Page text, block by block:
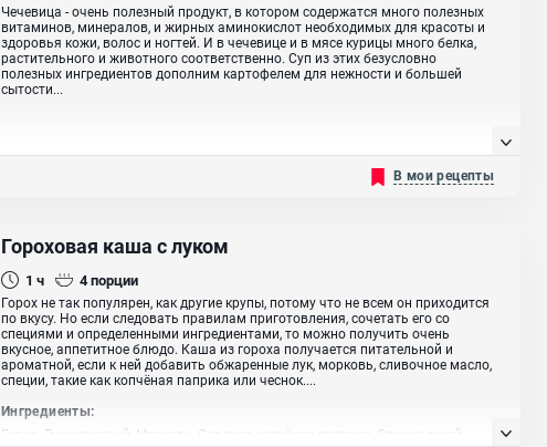
Чечевица - очень полезный продукт, в котором содержатся много полезных
витаминов, минералов, и жирных аминокислот необходимых для красоты и
здоровья кожи, волос и ногтей. И в чечевице и в мясе курицы много белка,
растительного и животного соответственно. Суп из этих безусловно
полезных ингредиентов дополним картофелем для нежности и большей
сытости...
В мои рецепты
Гороховая каша с луком
1 ч 4порции
Горох не так популярен, как другие крупы, потому что не всем он приходится
по вкусу. Но если следовать правилам приготовления, сочетать его со
специями и определенными ингредиентами, то можно получить очень
вкусное, аппетитное блюдо. Каша из гороха получается питательной и
ароматной, если к ней добавить обжаренные лук, морковь, сливочное масло,
специи, такие как копчёная паприка или чеснок....
Ингредиенты:
Горох, Лук репчатый, Морковь, Сладкая копчёная паприка, Специя сухой